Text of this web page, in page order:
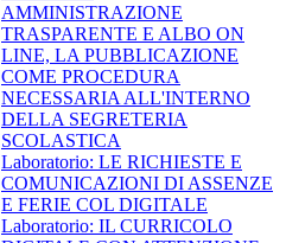
AMMINISTRAZIONE
TRASPARENTE E ALBO ON
LINE, LA PUBBLICAZIONE
COME PROCEDURA
NECESSARIA ALL'INTERNO
DELLA SEGRETERIA
SCOLASTICA
Laboratorio: LE RICHIESTE E
COMUNICAZIONI DI ASSENZE
E FERIE COL DIGITALE
Laboratorio: IL CURRICOLO